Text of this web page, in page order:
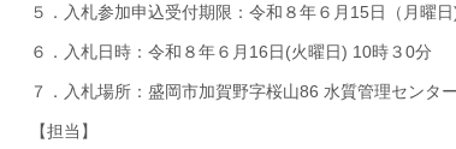
５．入札参加申込受付期限：令和８年６月15日（月曜
６．入札日時：令和８年６月16日(火曜日) 10時３0分
７．入札場所：盛岡市加賀野字桜山86 水質管理センター
【担当】